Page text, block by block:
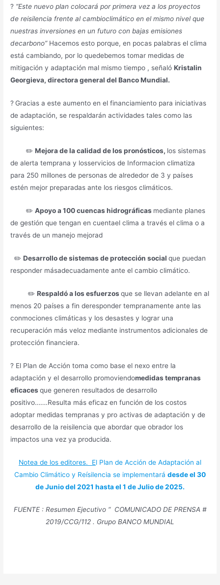
? “Este nuevo plan colocará por primera vez a los proyectos
de reisilencia frente al cambioclimático en el mismo nivel que
nuestras inversiones en un futuro con bajas emisiones
decarbono” Hacemos esto porque, en pocas palabras el clima
está cambiando, por lo quedebemos tomar medidas de
mitigación y adaptación mal mismo tiempo , señalóKristalin
Georgieva, directora general del Banco Mundial.
? Gracias a este aumento en el financiamiento para iniciativas
de adaptación, se respaldarán actividades tales como las
siguientes:
✏️Mejora de la calidad de los pronósticos, los sistemas
de alerta temprana y losservicios de Informacion climatiza
para 250 millones de personas de alrededor de 3 y países
estén mejor preparadas ante los riesgos climáticos.
✏️Apoyo a 100 cuencas hidrográficas mediante planes
de gestión que tengan en cuentael clima a través el clima o a
través de un manejo mejorad
✏️Desarrollo de sistemas de protección socialque puedan
responder másadecuadamente ante el cambio climático.
✏️Respaldó a los esfuerzosque se llevan adelante en al
menos 20 países a fin deresponder tempranamente ante las
conmociones climáticas y los desastes y lograr una
recuperación más veloz mediante instrumentos adicionales de
protección financiera.
? El Plan de Acción toma como base el nexo entre la
adaptación y el desarrollo promoviendomedidas tempranas
eficacesque generen resultados de desarrollo
positivo…….Resulta más eficaz en función de los costos
adoptar medidas tempranas y pro activas de adaptación y de
desarrollo de la reisilencia que abordar que obrador los
impactos una vez ya producida.
Notea de los editores. El Plan de Acción de Adaptación al
Cambio Climático y Reísilencia se implementará desde el 30
de Junio del 2021 hasta el 1 de Julio de 2025.
FUENTE : Resumen Ejecutivo “ COMUNICADO DE PRENSA #
2019/CCG/112 . Grupo BANCO MUNDIAL